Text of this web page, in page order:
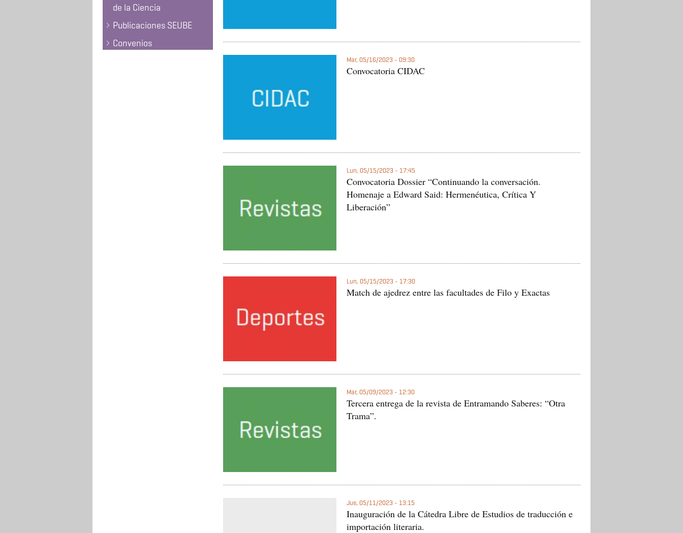
de la Ciencia
Publicaciones SEUBE
Convenios
Mar, 05/16/2023 - 09:30
Convocatoria CIDAC
Lun, 05/15/2023 - 17:45
Convocatoria Dossier “Continuando la conversación.
Homenaje a Edward Said: Hermenéutica, Crítica Y
Liberación”
Lun, 05/15/2023 - 17:30
Match de ajedrez entre las facultades de Filo y Exactas
Mar, 05/09/2023 - 12:30
Tercera entrega de la revista de Entramando Saberes: “Otra
Trama”.
Jue, 05/11/2023 - 13:15
Inauguración de la Cátedra Libre de Estudios de traducción e
importación literaria.